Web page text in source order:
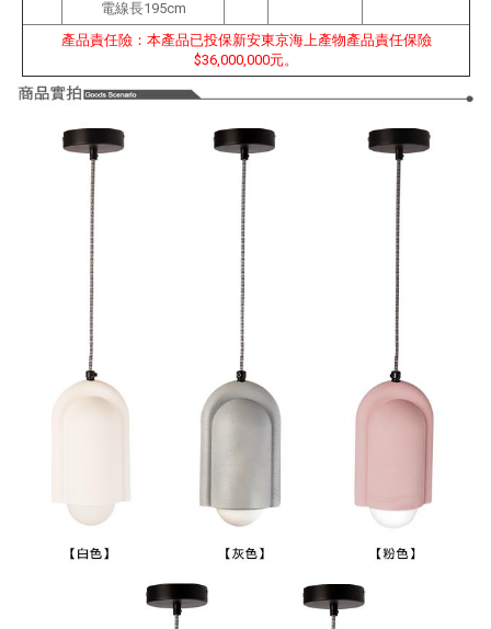
電線長195cm
產品責任險：本產品已投保新安東京海上產物產品責任保險
$36,000,000元。